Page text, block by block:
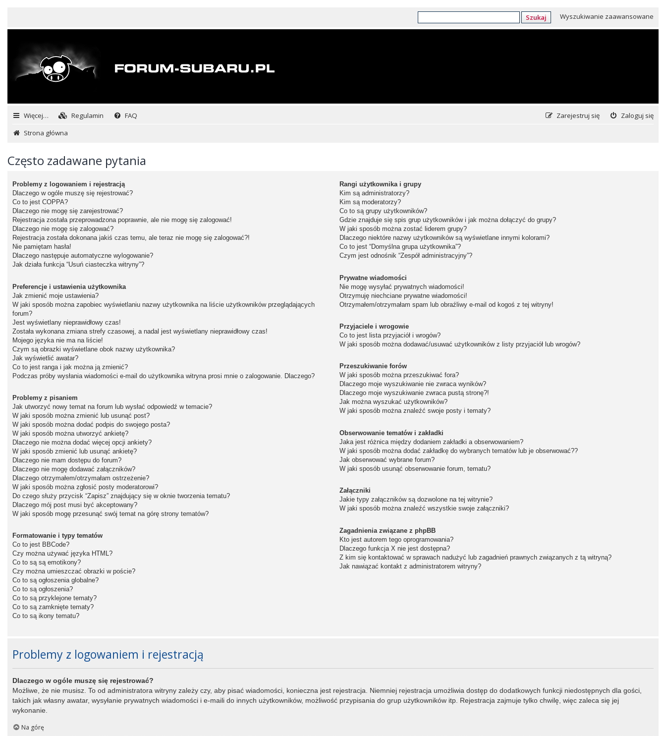
Szukaj Wyszukiwanie zaawansowane
Więcej… Regulamin FAQ Zaloguj się
Zarejestruj się
Strona główna
Często zadawane pytania
Problemy z logowaniem i rejestracją
Dlaczego w ogóle muszę się rejestrować?
Co to jest COPPA?
Dlaczego nie mogę się zarejestrować?
Rejestracja została przeprowadzona poprawnie, ale nie mogę się zalogować!
Dlaczego nie mogę się zalogować?
Rejestracja została dokonana jakiś czas temu, ale teraz nie mogę się zalogować?!
Nie pamiętam hasła!
Dlaczego następuje automatyczne wylogowanie?
Jak działa funkcja “Usuń ciasteczka witryny”?
Preferencje i ustawienia użytkownika
Jak zmienić moje ustawienia?
W jaki sposób można zapobiec wyświetlaniu nazwy użytkownika na liście użytkowników przeglądających
forum?
Jest wyświetlany nieprawidłowy czas!
Została wykonana zmiana strefy czasowej, a nadal jest wyświetlany nieprawidłowy czas!
Mojego języka nie ma na liście!
Czym są obrazki wyświetlane obok nazwy użytkownika?
Jak wyświetlić awatar?
Co to jest ranga i jak można ją zmienić?
Podczas próby wysłania wiadomości e-mail do użytkownika witryna prosi mnie o zalogowanie. Dlaczego?
Problemy z pisaniem
Jak utworzyć nowy temat na forum lub wysłać odpowiedź w temacie?
W jaki sposób można zmienić lub usunąć post?
W jaki sposób można dodać podpis do swojego posta?
W jaki sposób można utworzyć ankietę?
Dlaczego nie można dodać więcej opcji ankiety?
W jaki sposób zmienić lub usunąć ankietę?
Dlaczego nie mam dostępu do forum?
Dlaczego nie mogę dodawać załączników?
Dlaczego otrzymałem/otrzymałam ostrzeżenie?
W jaki sposób można zgłosić posty moderatorowi?
Do czego służy przycisk “Zapisz” znajdujący się w oknie tworzenia tematu?
Dlaczego mój post musi być akceptowany?
W jaki sposób mogę przesunąć swój temat na górę strony tematów?
Formatowanie i typy tematów
Co to jest BBCode?
Czy można używać języka HTML?
Co to są są emotikony?
Czy można umieszczać obrazki w poście?
Co to są ogłoszenia globalne?
Co to są ogłoszenia?
Co to są przyklejone tematy?
Co to są zamknięte tematy?
Co to są ikony tematu?
Rangi użytkownika i grupy
Kim są administratorzy?
Kim są moderatorzy?
Co to są grupy użytkowników?
Gdzie znajduje się spis grup użytkowników i jak można dołączyć do grupy?
W jaki sposób można zostać liderem grupy?
Dlaczego niektóre nazwy użytkowników są wyświetlane innymi kolorami?
Co to jest “Domyślna grupa użytkownika”?
Czym jest odnośnik “Zespół administracyjny”?
Prywatne wiadomości
Nie mogę wysyłać prywatnych wiadomości!
Otrzymuję niechciane prywatne wiadomości!
Otrzymałem/otrzymałam spam lub obraźliwy e-mail od kogoś z tej witryny!
Przyjaciele i wrogowie
Co to jest lista przyjaciół i wrogów?
W jaki sposób można dodawać/usuwać użytkowników z listy przyjaciół lub wrogów?
Przeszukiwanie forów
W jaki sposób można przeszukiwać fora?
Dlaczego moje wyszukiwanie nie zwraca wyników?
Dlaczego moje wyszukiwanie zwraca pustą stronę?!
Jak można wyszukać użytkowników?
W jaki sposób można znaleźć swoje posty i tematy?
Obserwowanie tematów i zakładki
Jaka jest różnica między dodaniem zakładki a obserwowaniem?
W jaki sposób można dodać zakładkę do wybranych tematów lub je obserwować??
Jak obserwować wybrane forum?
W jaki sposób usunąć obserwowanie forum, tematu?
Załączniki
Jakie typy załączników są dozwolone na tej witrynie?
W jaki sposób można znaleźć wszystkie swoje załączniki?
Zagadnienia związane z phpBB
Kto jest autorem tego oprogramowania?
Dlaczego funkcja X nie jest dostępna?
Z kim się kontaktować w sprawach nadużyć lub zagadnień prawnych związanych z tą witryną?
Jak nawiązać kontakt z administratorem witryny?
Problemy z logowaniem i rejestracją
Dlaczego w ogóle muszę się rejestrować?
Możliwe, że nie musisz. To od administratora witryny zależy czy, aby pisać wiadomości, konieczna jest rejestracja. Niemniej rejestracja umożliwia dostęp do dodatkowych funkcji niedostępnych dla gości,
takich jak własny awatar, wysyłanie prywatnych wiadomości i e-maili do innych użytkowników, możliwość przypisania do grup użytkowników itp. Rejestracja zajmuje tylko chwilę, więc zaleca się jej
wykonanie.
Na górę